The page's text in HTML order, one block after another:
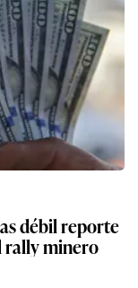
débil reporte
rally minero